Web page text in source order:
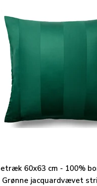
60x63 cm - 100%
Grønne jacquardvævet